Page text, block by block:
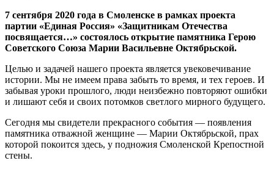
7 сентября 2020 года в Смоленске в рамках проекта
партии «Единая Россия» «Защитникам Отечества
посвящается…» состоялось открытие памятника Герою
Советского Союза Марии Васильевне Октябрьской.
Целью и задачей нашего проекта является увековечивание
истории. Мы не имеем права забыть то время, и тех героев. И
забывая уроки прошлого, люди неизбежно повторяют ошибки
и лишают себя и своих потомков светлого мирного будущего.
Сегодня мы свидетели прекрасного события — появления
памятника отважной женщине — Марии Октябрьской, прах
которой покоится здесь, у подножия Смоленской Крепостной
стены.